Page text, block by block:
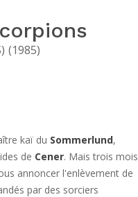
(1985)
kaï du Sommerlund,
de Cener. Mais trois mois
annoncer l'enlèvement de
par des sorciers